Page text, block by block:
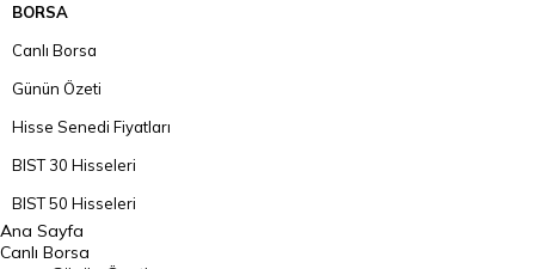
BORSA
Canlı Borsa
Günün Özeti
Hisse Senedi Fiyatları
BIST 30 Hisseleri
BIST 50 Hisseleri
BIST 100 Hisseleri
Ana Sayfa
Canlı Borsa